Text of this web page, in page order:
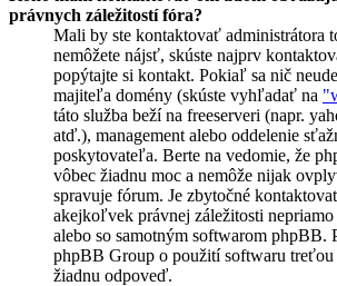
právnych záležitostí fóra?
Mali by ste kontaktovať administrátora
nemôžete nájsť, skúste najprv
popýtajte si kontakt. Pokiaľ sa nič
majiteľa domény (skúste vyhľadať na
táto služba beží na freeserveri (napr.
atď.), management alebo oddelenie
poskytovateľa. Berte na vedomie, že
vôbec žiadnu moc a nemôže nijak
spravuje fórum. Je zbytočné
akejkoľvek právnej záležitosti nepriamo
alebo so samotným softwarom phpBB.
phpBB Group o použití softwaru treťou
žiadnu odpoveď.